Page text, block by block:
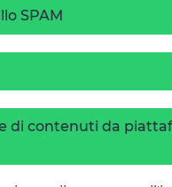
SPAM
di contenuti da